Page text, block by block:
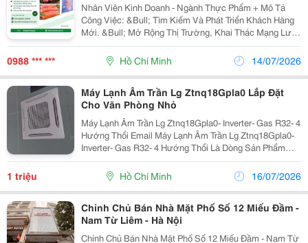
Nhân Viên Kinh Doanh - Ngành Thực Phẩm + Mô Tả
Công Việc: &Bull; Tìm Kiếm Và Phát Triển Khách Hàng
Mới. &Bull; Mở Rộng Thị Trường, Khai Thác Mạng Lưới
Kênh Phân Phối, Đại Lí Và Chuỗi Nhà Hàng, Khách Sạn.
&Bull; Giới Thiệu Sản Phẩm, Tư Vấn...
0988 *** *** Hồ Chí Minh 14/07/2026
Máy Lạnh Âm Trần Lg Ztnq18Gpla0 Lắp Đặt
Cho Văn Phòng Nhỏ
Máy Lạnh Âm Trần Lg Ztnq18Gpla0- Inverter- Gas R32- 4
Hướng Thổi Email Máy Lạnh Âm Trần Lg Ztnq18Gpla0-
Inverter- Gas R32- 4 Hướng Thổi Là Dòng Sản Phẩm
Cao Cấp Được Ưa Chuộng Trong Các Công Trình Văn
Phòng, Nhà Hàng, Khách Sạn Mã Sản...
1 triệu Hồ Chí Minh 16/07/2026
Chỉnh Chủ Bán Nhà Mặt Phố Số 12 Miếu Đầm -
Nam Từ Liêm - Hà Nội
Chính Chủ Bán Nhà Mặt Phố Số 12 Miếu Đầm - Nam Từ